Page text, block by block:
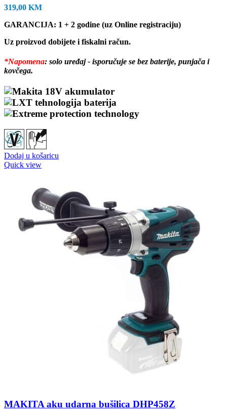
319,00 KM
GARANCIJA: 1 + 2 godine (uz Online registraciju)
Uz proizvod dobijete i fiskalni račun.
*Napomena: solo uređaj - isporučuje se bez baterije, punjača i
kovčega.
Dodaj u košaricu
Quick view
MAKITA aku udarna bušilica DHP458Z